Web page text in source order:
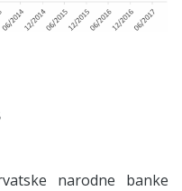
narodne banke